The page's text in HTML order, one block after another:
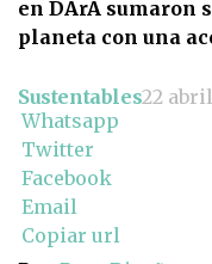
en DArA sumaron
planeta con una
Sustentables22
Whatsapp
Twitter
Facebook
Email
Copiar url